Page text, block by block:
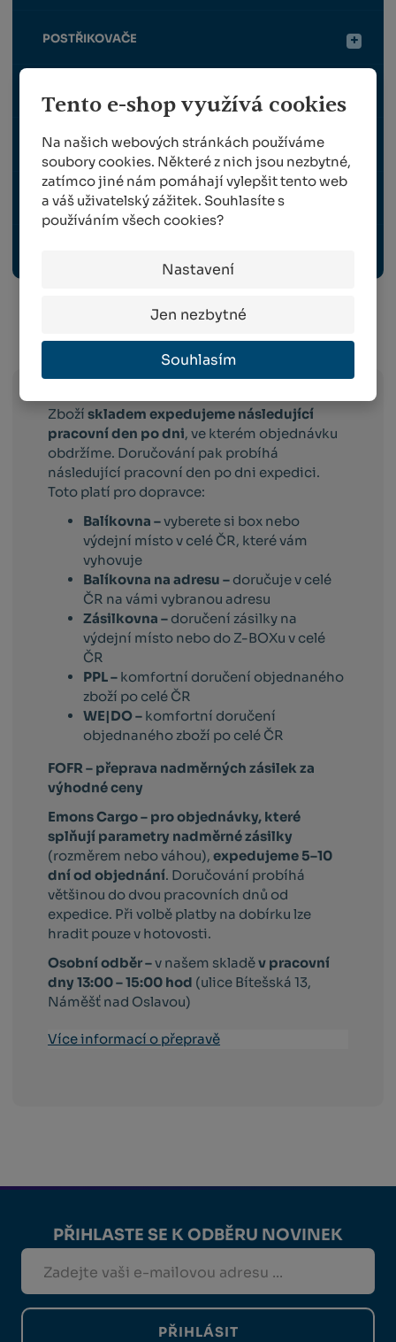
Tento e-shop využívá cookies
Na našich webových stránkách používáme
soubory cookies. Některé z nich jsou nezbytné,
zatímco jiné nám pomáhají vylepšit tento web
a váš uživatelský zážitek. Souhlasíte s
používáním všech cookies?
Nastavení
Jen nezbytné
Souhlasím
POSTŘIKOVAČE
SKLIZEŇ
TRAVNÍ OSIVO
Info o přepravě:
Zbožískladem expedujeme následující
pracovní den po dni, ve kterém objednávku
obdržíme. Doručování pak probíhá
následující pracovní den po dni expedici.
Toto platí pro dopravce:
Balíkovna –vyberete si box nebo
výdejní místo v celé ČR, které vám
vyhovuje
Balíkovna na adresu – doručuje v celé
ČR na vámi vybranou adresu
Zásilkovna – doručení zásilky na
výdejní místo nebo do Z-BOXu v celé
ČR
PPL – komfortní doručení objednaného
zboží po celé ČR
WE|DO – komfortní doručení
objednaného zboží po celé ČR
FOFR – přeprava nadměrných zásilek za
výhodné ceny
Emons Cargo – pro objednávky, které
splňují parametry nadměrné zásilky
(rozměrem nebo váhou),expedujeme 5–10
dní od objednání. Doručování probíhá
většinou do dvou pracovních dnů od
expedice. Při volbě platby na dobírku lze
hradit pouze v hotovosti.
Osobní odběr –v našem skladěv pracovní
dny 13:00 – 15:00 hod (ulice Bítešská 13,
Náměšť nad Oslavou)
Více informací o přepravě
PŘIHLASTE SE K ODBĚRU NOVINEK
PŘIHLÁSIT